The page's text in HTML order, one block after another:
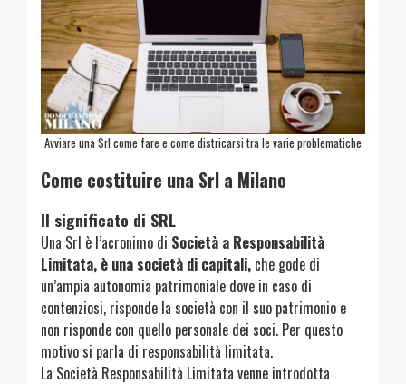
Avviare una Srl come fare e come districarsi tra le varie problematiche
Come costituire una Srl a Milano
Il significato di SRL
Una Srl è l’acronimo di Società a Responsabilità
Limitata, è una società di capitali, che gode di
un’ampia autonomia patrimoniale dove in caso di
contenziosi, risponde la società con il suo patrimonio e
non risponde con quello personale dei soci. Per questo
motivo si parla di responsabilità limitata.
La Società Responsabilità Limitata venne introdotta